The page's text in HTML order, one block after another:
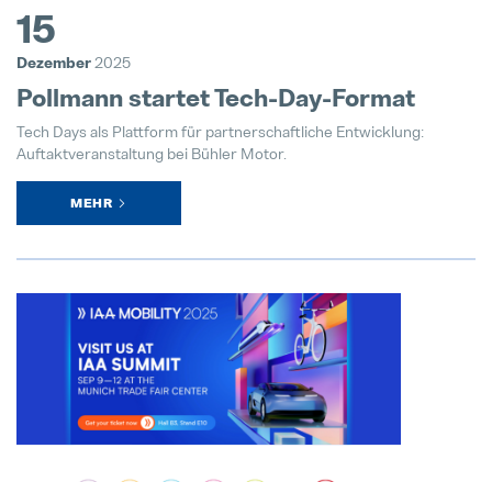
15
Dezember 2025
Pollmann startet Tech-Day-Format
Tech Days als Plattform für partnerschaftliche Entwicklung:
Auftaktveranstaltung bei Bühler Motor.
MEHR